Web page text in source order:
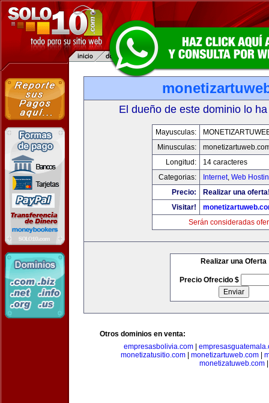
El dueño de este dominio lo
Mayusculas:
Minusculas:
Longitud:
14 caracteres
Categorias:
Internet, Web
Precio:
Realizar una
Visitar!
Serán consideradas
Realizar una Oferta
Precio Ofrecido $
Otros dominios en venta:
empresasbolivia.com
monetizatusitio.com
monetizartuweb.com
monetizatuweb.com|